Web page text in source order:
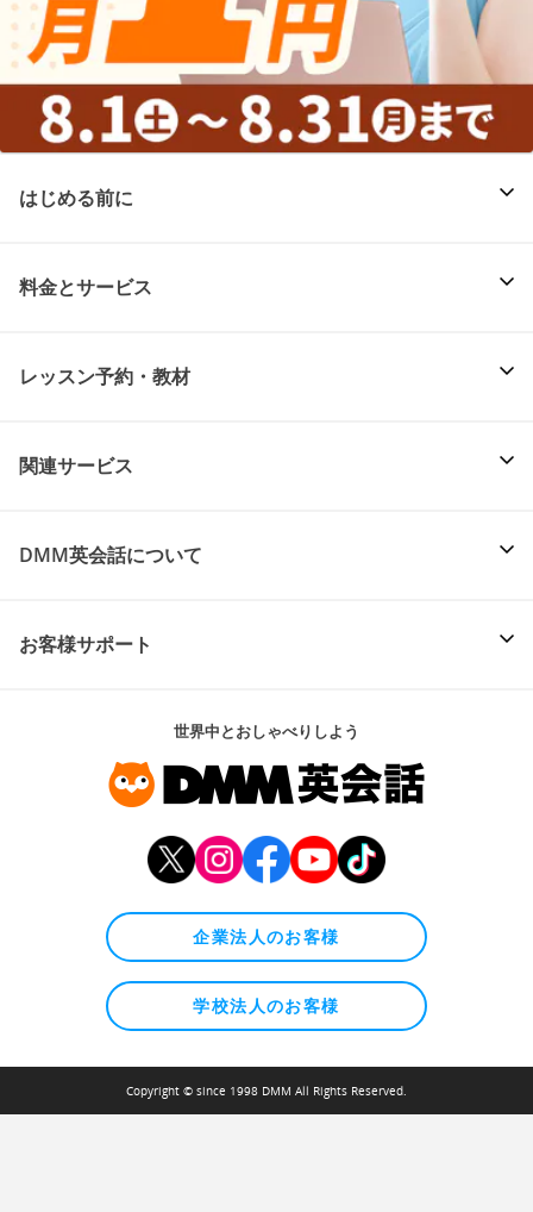
はじめる前に
料金とサービス
レッスン予約・教材
関連サービス
DMM英会話について
お客様サポート
世界中とおしゃべりしよう
企業法人のお客様
学校法人のお客様
Copyright © since 1998 DMM All Rights Reserved.